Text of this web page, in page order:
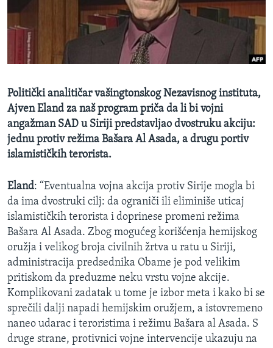
SPORT
INTERVJU
Politički analitičar vašingtonskog Nezavisnog instituta,
Ajven Eland za naš program priča da li bi vojni
angažman SAD u Siriji predstavljao dvostruku akciju:
jednu protiv režima Bašara Al Asada, a drugu portiv
islamističkih terorista.
Eland: “Eventualna vojna akcija protiv Sirije mogla bi
da ima dvostruki cilj: da ograniči ili eliminiše uticaj
islamističkih terorista i doprinese promeni režima
Bašara Al Asada. Zbog mogućeg korišćenja hemijskog
oružja i velikog broja civilnih žrtva u ratu u Siriji,
administracija predsednika Obame je pod velikim
pritiskom da preduzme neku vrstu vojne akcije.
Komplikovani zadatak u tome je izbor meta i kako bi se
sprečili dalji napadi hemijskim oružjem, a istovremeno
naneo udarac i teroristima i režimu Bašara al Asada. S
druge strane, protivnici vojne intervencije ukazuju na